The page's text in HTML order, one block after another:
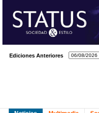
Ediciones Anteriores